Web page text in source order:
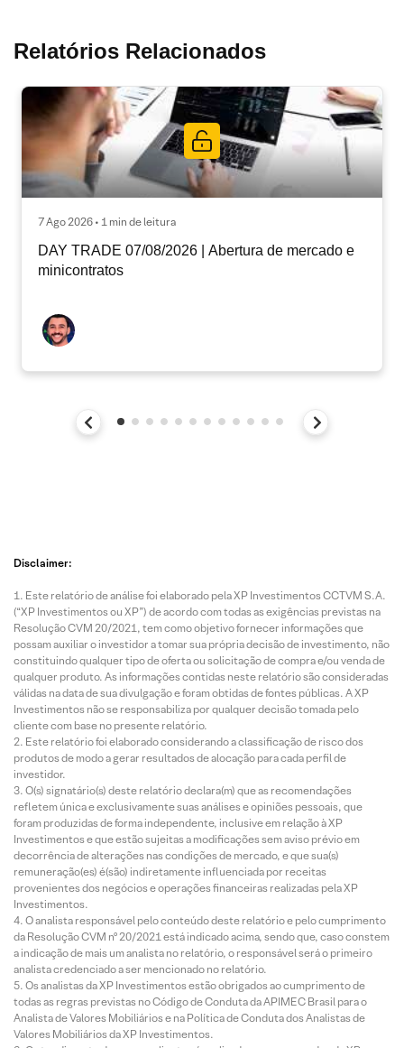
Relatórios Relacionados
7 Ago 2026 • 1 min de leitura
DAY TRADE 07/08/2026 | Abertura de mercado e
minicontratos
Disclaimer:
Este relatório de análise foi elaborado pela XP Investimentos CCTVM S.A.
(“XP Investimentos ou XP”) de acordo com todas as exigências previstas na
Resolução CVM 20/2021, tem como objetivo fornecer informações que
possam auxiliar o investidor a tomar sua própria decisão de investimento, não
constituindo qualquer tipo de oferta ou solicitação de compra e/ou venda de
qualquer produto. As informações contidas neste relatório são consideradas
válidas na data de sua divulgação e foram obtidas de fontes públicas. A XP
Investimentos não se responsabiliza por qualquer decisão tomada pelo
cliente com base no presente relatório.
Este relatório foi elaborado considerando a classificação de risco dos
produtos de modo a gerar resultados de alocação para cada perfil de
investidor.
O(s) signatário(s) deste relatório declara(m) que as recomendações
refletem única e exclusivamente suas análises e opiniões pessoais, que
foram produzidas de forma independente, inclusive em relação à XP
Investimentos e que estão sujeitas a modificações sem aviso prévio em
decorrência de alterações nas condições de mercado, e que sua(s)
remuneração(es) é(são) indiretamente influenciada por receitas
provenientes dos negócios e operações financeiras realizadas pela XP
Investimentos.
O analista responsável pelo conteúdo deste relatório e pelo cumprimento
da Resolução CVM nº 20/2021 está indicado acima, sendo que, caso constem
a indicação de mais um analista no relatório, o responsável será o primeiro
analista credenciado a ser mencionado no relatório.
Os analistas da XP Investimentos estão obrigados ao cumprimento de
todas as regras previstas no Código de Conduta da APIMEC Brasil para o
Analista de Valores Mobiliários e na Política de Conduta dos Analistas de
Valores Mobiliários da XP Investimentos.